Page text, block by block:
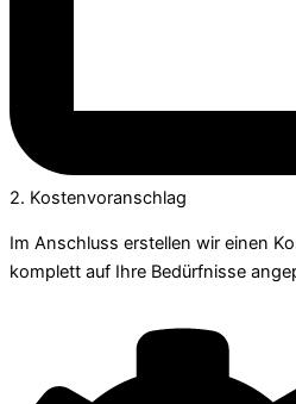
2. Kostenvoranschlag
Im Anschluss erstellen wir einen
komplett auf Ihre Bedürfnisse